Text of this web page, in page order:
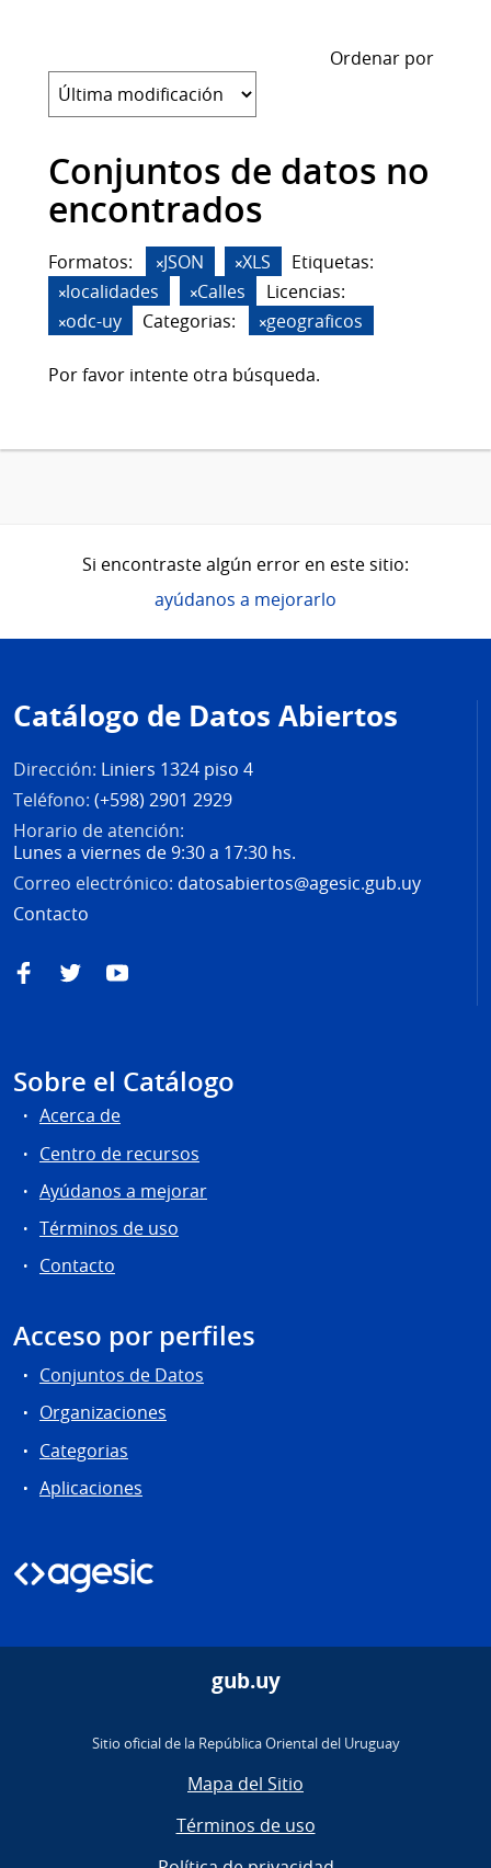
Ordenar por
Conjuntos de datos no
encontrados
Formatos: JSON XLS
Etiquetas:
localidades
Calles
Licencias:
odc-uy
Categorias: geograficos
Por favor intente otra búsqueda.
Si encontraste algún error en este sitio:
ayúdanos a mejorarlo
de
página
Catálogo de Datos Abiertos
Dirección: Liniers 1324 piso 4
Teléfono: (+598) 2901 2929
Horario de atención:
Lunes a viernes de 9:30 a 17:30 hs.
Correo electrónico: datosabiertos@agesic.gub.uy
Contacto
FacebookTwitterYouTube
Sobre el Catálogo
Acerca de
Centro de recursos
Ayúdanos a mejorar
Términos de uso
Contacto
Acceso por perfiles
Conjuntos de Datos
Organizaciones
Categorias
Aplicaciones
gub.uy
Sitio oficial de la República Oriental del Uruguay
Mapa del Sitio
Términos de uso